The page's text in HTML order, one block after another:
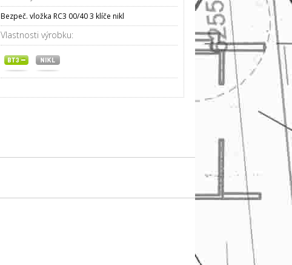
Bezpeč. vložka RC3 00/40 3 klíče nikl
Vlastnosti výrobku: